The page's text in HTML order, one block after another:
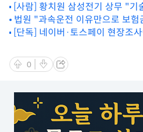
[사람] 황치원 삼성전기 상무 "기
FC-BGA 비중 50% 확보” : 알파
법원 "과속운전 이유만으로 보
[단독] 네이버·토스페이 현장조
0